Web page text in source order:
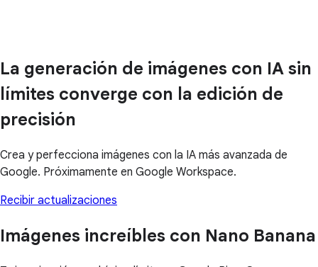
La generación de imágenes con IA sin
límites converge con la edición de
precisión
Crea y perfecciona imágenes con la IA más avanzada de
Google. Próximamente en Google Workspace.
Recibir actualizaciones
Imágenes increíbles con Nano Banana